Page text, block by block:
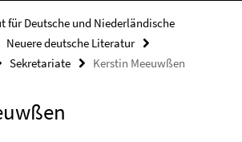
für Deutsche und Niederländische
Neuere deutsche Literatur
Sekretariate Kerstin Meeuwßen